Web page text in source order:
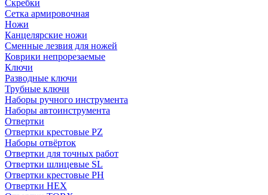
Скребки
Сетка армировочная
Ножи
Канцелярские ножи
Сменные лезвия для ножей
Коврики непрорезаемые
Ключи
Разводные ключи
Трубные ключи
Наборы ручного инструмента
Наборы автоинструмента
Отвертки
Отвертки крестовые PZ
Наборы отвёрток
Отвертки для точных работ
Отвертки шлицевые SL
Отвертки крестовые PH
Отвертки HEX